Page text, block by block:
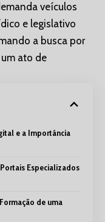
veículos
e legislativo
a busca por
ato de
e a Importância
Especializados
de uma